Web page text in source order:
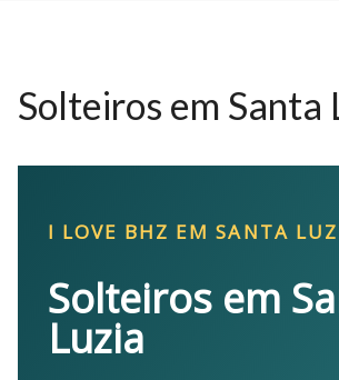
Programa de Patrocinados
Marketplace
Solteiros em Santa
I LOVE BHZ EM SANTA
Solteiros em
Luzia